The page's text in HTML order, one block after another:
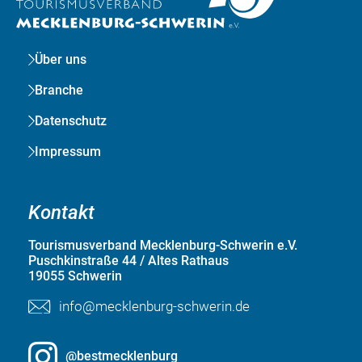
Über uns
Branche
Datenschutz
Impressum
Kontakt
Tourismusverband Mecklenburg-Schwerin e.V.
Puschkinstraße 44 / Altes Rathaus
19055 Schwerin
info@mecklenburg-schwerin.de
@bestmecklenburg